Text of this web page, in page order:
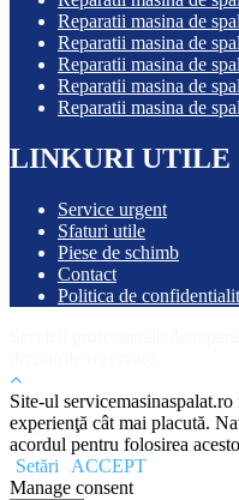
Reparatii masina de
Reparatii masina de
Reparatii masina de
Reparatii masina de
Reparatii masina de
LINKURI UTILE
Service urgent
Sfaturi utile
Piese de schimb
Contact
Politica de
Site-ul
experienţă cât mai placută.
acordul pentru folosirea
Setări
ACCEPT
Manage consent